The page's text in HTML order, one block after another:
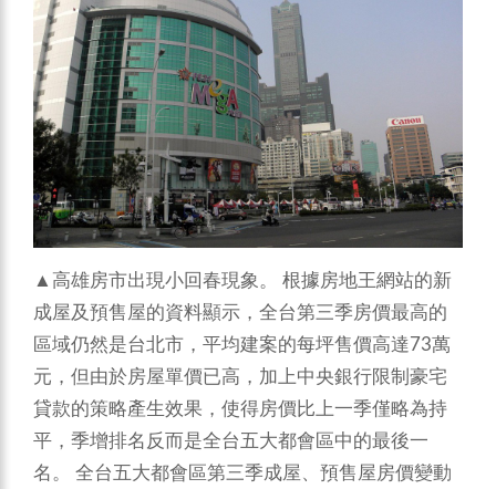
▲高雄房市出現小回春現象。 根據房地王網站的新
成屋及預售屋的資料顯示，全台第三季房價最高的
區域仍然是台北市，平均建案的每坪售價高達73萬
元，但由於房屋單價已高，加上中央銀行限制豪宅
貸款的策略產生效果，使得房價比上一季僅略為持
平，季增排名反而是全台五大都會區中的最後一
名。 全台五大都會區第三季成屋、預售屋房價變動